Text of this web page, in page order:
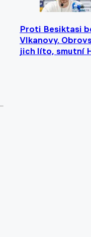
Proti Besiktasi
Vlkanovy.
jich líto, smutní